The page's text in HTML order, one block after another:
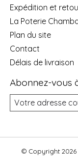
Expédition et
La Poterie
Plan du site
Contact
Délais de livraison
Abonnez-vous
© Copyright 2026